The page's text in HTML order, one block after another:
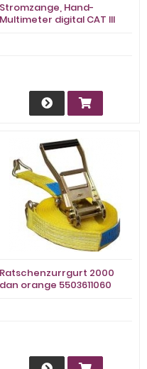
Stromzange, Hand-
Multimeter digital CAT III
Ratschenzurrgurt 2000
dan orange 5503611060